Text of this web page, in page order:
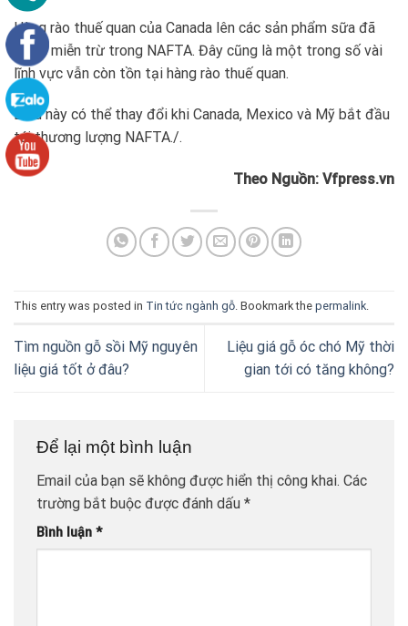
Hàng rào thuế quan của Canada lên các sản phẩm sữa đã
được miễn trừ trong NAFTA. Đây cũng là một trong số vài
lĩnh vực vẫn còn tồn tại hàng rào thuế quan.
Điều này có thể thay đổi khi Canada, Mexico và Mỹ bắt đầu
tái thương lượng NAFTA./.
Theo Nguồn: Vfpress.vn
This entry was posted in Tin tức ngành gỗ. Bookmark the permalink.
Tìm nguồn gỗ sồi Mỹ nguyên
liệu giá tốt ở đâu?
Liệu giá gỗ óc chó Mỹ thời
gian tới có tăng không?
Để lại một bình luận
Email của bạn sẽ không được hiển thị công khai. Các
trường bắt buộc được đánh dấu *
Bình luận *